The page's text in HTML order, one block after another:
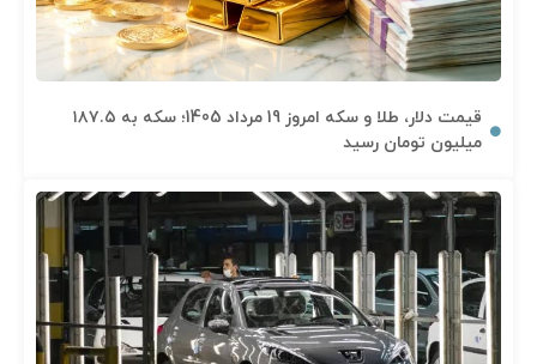
قیمت دلار، طلا و سکه امروز 19 مرداد 1405؛ سکه به ۱۸۷.۵
میلیون تومان رسید